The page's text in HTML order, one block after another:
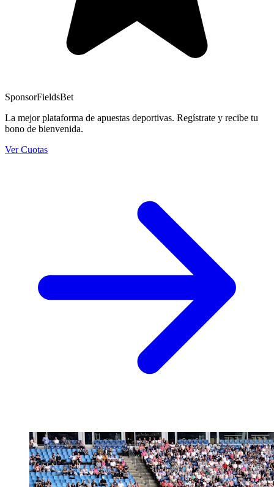
SponsorFieldsBet
La mejor plataforma de apuestas deportivas. Regístrate y recibe tu
bono de bienvenida.
Ver Cuotas